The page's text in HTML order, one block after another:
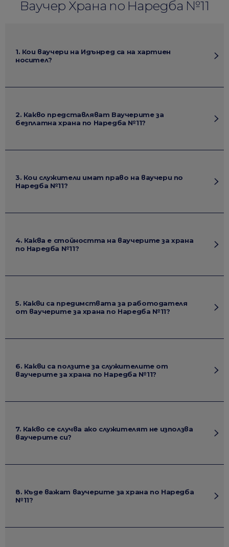
Ваучер Храна по Наредба №11
1. Кои ваучери на Идънред са на хартиен
носител?
2. Какво представляват Ваучерите за
безплатна храна по Наредба №11?
3. Кои служители имат право на ваучери по
Наредба №11?
4. Каква е стойността на ваучерите за храна
по Наредба №11?
5. Какви са предимствата за работодателя
от ваучерите за храна по Наредба №11?
6. Какви са ползите за служителите от
ваучерите за храна по Наредба №11?
7. Какво се случва ако служителят не използва
ваучерите си?
8. Къде важат ваучерите за храна по Наредба
№11?